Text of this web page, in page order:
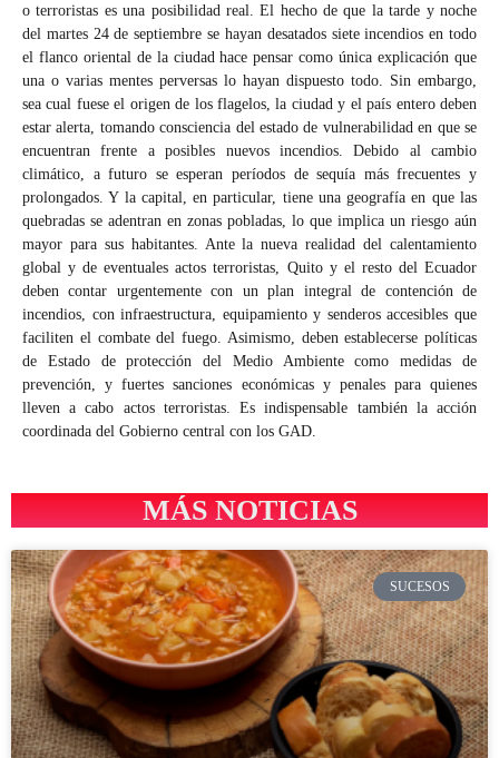
o terroristas es una posibilidad real. El hecho de que la tarde y noche
del martes 24 de septiembre se hayan desatados siete incendios en todo
el flanco oriental de la ciudad hace pensar como única explicación que
una o varias mentes perversas lo hayan dispuesto todo. Sin embargo,
sea cual fuese el origen de los flagelos, la ciudad y el país entero deben
estar alerta, tomando consciencia del estado de vulnerabilidad en que se
encuentran frente a posibles nuevos incendios. Debido al cambio
climático, a futuro se esperan períodos de sequía más frecuentes y
prolongados. Y la capital, en particular, tiene una geografía en que las
quebradas se adentran en zonas pobladas, lo que implica un riesgo aún
mayor para sus habitantes. Ante la nueva realidad del calentamiento
global y de eventuales actos terroristas, Quito y el resto del Ecuador
deben contar urgentemente con un plan integral de contención de
incendios, con infraestructura, equipamiento y senderos accesibles que
faciliten el combate del fuego. Asimismo, deben establecerse políticas
de Estado de protección del Medio Ambiente como medidas de
prevención, y fuertes sanciones económicas y penales para quienes
lleven a cabo actos terroristas. Es indispensable también la acción
coordinada del Gobierno central con los GAD.
MÁS NOTICIAS
SUCESOS